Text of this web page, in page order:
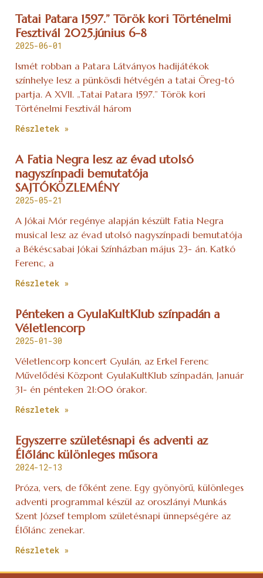
Tatai Patara 1597.” Török kori Történelmi
Fesztivál 2025.június 6-8
2025-06-01
Ismét robban a Patara Látványos hadijátékok
színhelye lesz a pünkösdi hétvégén a tatai Öreg-tó
partja. A XVII. „Tatai Patara 1597.” Török kori
Történelmi Fesztivál három
Részletek »
A Fatia Negra lesz az évad utolsó
nagyszínpadi bemutatója
SAJTÓKÖZLEMÉNY
2025-05-21
A Jókai Mór regénye alapján készült Fatia Negra
musical lesz az évad utolsó nagyszínpadi bemutatója
a Békéscsabai Jókai Színházban május 23- án. Katkó
Ferenc, a
Részletek »
Pénteken a GyulaKultKlub színpadán a
Véletlencorp
2025-01-30
Véletlencorp koncert Gyulán, az Erkel Ferenc
Művelődési Központ GyulaKultKlub színpadán, Január
31- én pénteken 21:00 órakor.
Részletek »
Egyszerre születésnapi és adventi az
Élőlánc különleges műsora
2024-12-13
Próza, vers, de főként zene. Egy gyönyörű, különleges
adventi programmal készül az oroszlányi Munkás
Szent József templom születésnapi ünnepségére az
Élőlánc zenekar.
Részletek »